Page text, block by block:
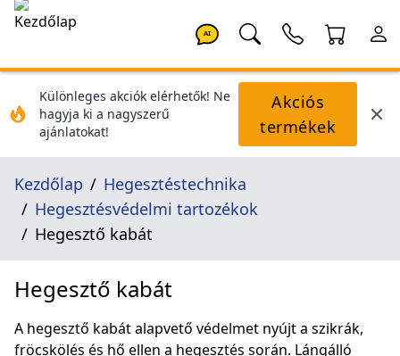
AI
Különleges akciók elérhetők! Ne
hagyja ki a nagyszerű
ajánlatokat!
Akciós
termékek
Kezdőlap
Hegesztéstechnika
Hegesztésvédelmi tartozékok
Hegesztő kabát
Hegesztő kabát
A hegesztő kabát alapvető védelmet nyújt a szikrák,
fröcskölés és hő ellen a hegesztés során. Lángálló